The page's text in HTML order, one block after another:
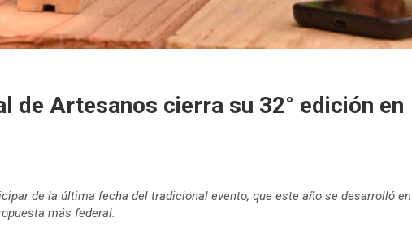
de Artesanos cierra su 32° edición en
de la última fecha del tradicional evento, que este año se desarrolló en
más federal.